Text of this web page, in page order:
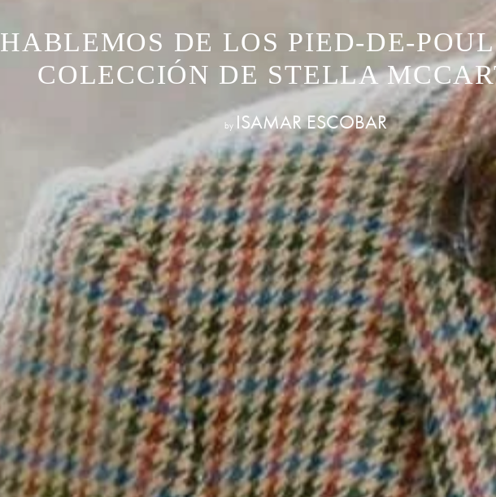
HABLEMOS DE LOS PIED-DE-
COLECCIÓN DE STELLA
by ISAMAR ESCOBAR